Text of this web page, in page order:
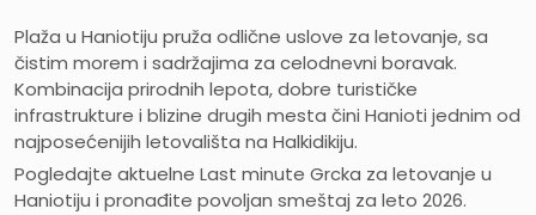
Plaža u Haniotiju pruža odlične uslove za letovanje, sa
čistim morem i sadržajima za celodnevni boravak.
Kombinacija prirodnih lepota, dobre turističke
infrastrukture i blizine drugih mesta čini Hanioti jednim od
najposećenijih letovališta na Halkidikiju.
Pogledajte aktuelne Last minute Grcka za letovanje u
Haniotiju i pronađite povoljan smeštaj za leto 2026.